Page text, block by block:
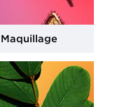
Maquillage